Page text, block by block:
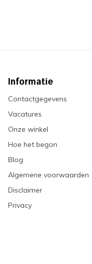
Informatie
Contactgegevens
Vacatures
Onze winkel
Hoe het begon
Blog
Algemene voorwaarden
Disclaimer
Privacy